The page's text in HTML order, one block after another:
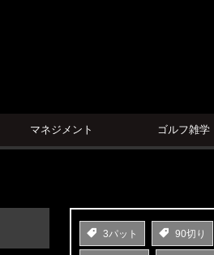
マネジメント ゴルフ雑学
3パット 90切り